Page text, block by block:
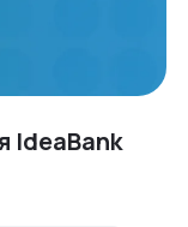
IdeaBank